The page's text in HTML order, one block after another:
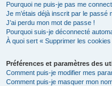
Pourquoi ne puis-je pas me
Je m’étais déjà inscrit par le
J’ai perdu mon mot de passe !
Pourquoi suis-je déconnecté
À quoi sert « Supprimer les cookies
Préférences et paramètres des
Comment puis-je modifier mes
Comment puis-je masquer mon